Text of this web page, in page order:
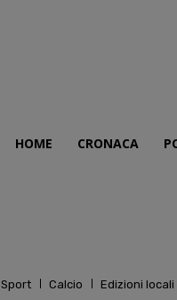
HOME CRONACA
Sport Calcio Edizioni locali